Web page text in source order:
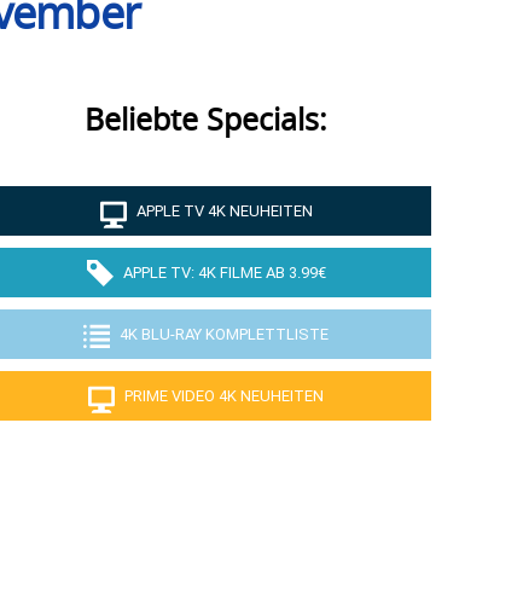
Beliebte Specials:
APPLE TV 4K NEUHEITEN
APPLE TV: 4K FILME AB 3.99€
4K BLU-RAY KOMPLETTLISTE
PRIME VIDEO 4K NEUHEITEN